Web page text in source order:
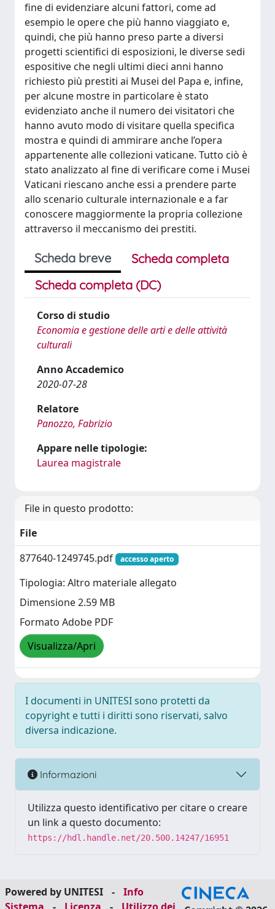
fine di evidenziare alcuni fattori, come ad
esempio le opere che più hanno viaggiato e,
quindi, che più hanno preso parte a diversi
progetti scientifici di esposizioni, le diverse sedi
espositive che negli ultimi dieci anni hanno
richiesto più prestiti ai Musei del Papa e, infine,
per alcune mostre in particolare è stato
evidenziato anche il numero dei visitatori che
hanno avuto modo di visitare quella specifica
mostra e quindi di ammirare anche l’opera
appartenente alle collezioni vaticane. Tutto ciò è
stato analizzato al fine di verificare come i Musei
Vaticani riescano anche essi a prendere parte
allo scenario culturale internazionale e a far
conoscere maggiormente la propria collezione
attraverso il meccanismo dei prestiti.
Scheda breve
Scheda completa
Scheda completa (DC)
Corso di studio
Economia e gestione delle arti e delle attività
culturali
Anno Accademico
2020-07-28
Relatore
Panozzo, Fabrizio
Appare nelle tipologie:
Laurea magistrale
File in questo prodotto:
File
877640-1249745.pdf
accesso aperto
Tipologia: Altro materiale allegato
Dimensione 2.59 MB
Formato Adobe PDF
Visualizza/Apri
I documenti in UNITESI sono protetti da
copyright e tutti i diritti sono riservati, salvo
diversa indicazione.
Informazioni
Utilizza questo identificativo per citare o creare
un link a questo documento:
https://hdl.handle.net/20.500.14247/16951
Powered by UNITESI -
Info